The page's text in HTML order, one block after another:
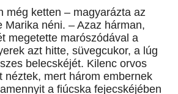
még ketten – magyarázta az
Marika néni. – Azaz hárman,
megetette marószódával a
azt hitte, süvegcukor, a lúg
belecskéjét. Kilenc orvos
néztek, mert három embernek
a fiúcska fejecskéjében